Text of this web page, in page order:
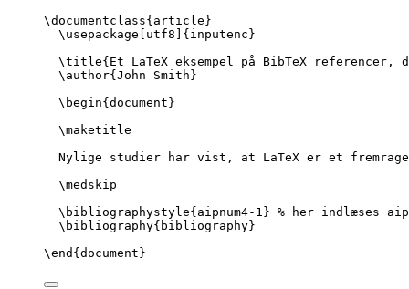
\documentclass{ article }
\usepackage
utf8 ]{ inputenc }
\title{Et LaTeX eksempel på BibTeX
\author{John Smith}
\begin{ document }
\maketitle
Nylige studier har vist, at LaTeX er et
\medskip
\bibliographystyle{aipnum4-1} % her indlæses
\bibliography{bibliography}
\end { document }